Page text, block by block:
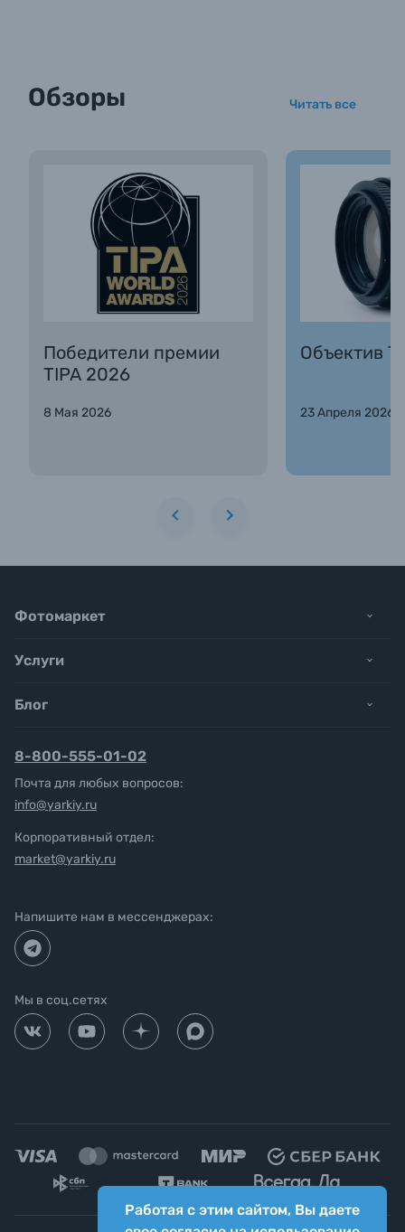
Обзоры Читать все
Победители премии
TIPA 2026
8 Мая 2026
Объектив
23 Апреля 2026
Работая с этим сайтом, Вы даете
Фотомаркет
Услуги
Блог
8-800-555-01-02
Почта для любых вопросов:
info@yarkiy.ru
Корпоративный отдел:
market@yarkiy.ru
Напишите нам в мессенджерах:
Мы в соц.сетях